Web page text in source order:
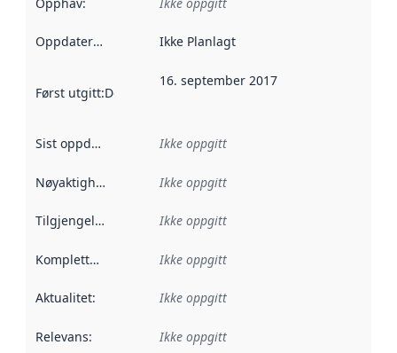
Oppdateringsfrekvens :
Ikke Planlagt
Først utgitt:Denne datoen sier når dataene i dette
16. september 2017
Sist oppdatert Ikke oppgitt
Nøyaktighet Ikke oppgitt
Tilgjengelighet Ikke oppgitt
Kompletthet Ikke oppgitt
Aktualitet: Ikke oppgitt
Relevans: Ikke oppgitt